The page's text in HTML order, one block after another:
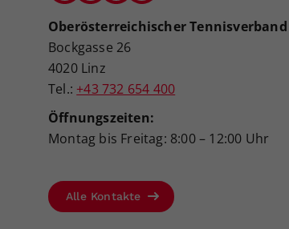
Oberösterreichischer Tennisverband
Bockgasse 26
4020 Linz
Tel.: +43 732 654 400
Öffnungszeiten:
Montag bis Freitag: 8:00 – 12:00 Uhr
Alle Kontakte